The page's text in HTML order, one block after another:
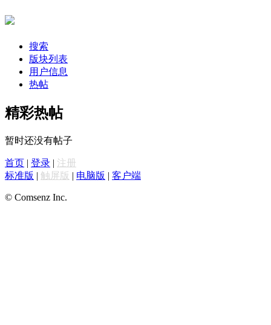
搜索
版块列表
用户信息
热帖
精彩热帖
暂时还没有帖子
首页 | 登录 | 注册
标准版 | 触屏版 | 电脑版 | 客户端
© Comsenz Inc.